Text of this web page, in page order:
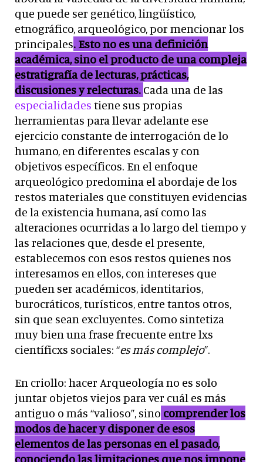
que puede ser genético, lingüístico,
etnográfico, arqueológico, por mencionar los
principales. Esto no es una definición
académica, sino el producto de una compleja
estratigrafía de lecturas, prácticas,
discusiones y relecturas. Cada una de las
especialidades tiene sus propias
herramientas para llevar adelante ese
ejercicio constante de interrogación de lo
humano, en diferentes escalas y con
objetivos específicos. En el enfoque
arqueológico predomina el abordaje de los
restos materiales que constituyen evidencias
de la existencia humana, así como las
alteraciones ocurridas a lo largo del tiempo y
las relaciones que, desde el presente,
establecemos con esos restos quienes nos
interesamos en ellos, con intereses que
pueden ser académicos, identitarios,
burocráticos, turísticos, entre tantos otros,
sin que sean excluyentes. Como sintetiza
muy bien una frase frecuente entre lxs
científicxs sociales: “es más complejo”.
En criollo: hacer Arqueología no es solo
juntar objetos viejos para ver cuál es más
antiguo o más “valioso”, sino comprender los
modos de hacer y disponer de esos
elementos de las personas en el pasado,
conociendo las limitaciones que nos impone